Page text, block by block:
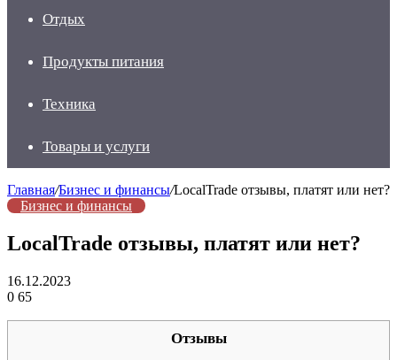
Отдых
Продукты питания
Техника
Товары и услуги
Главная/Бизнес и финансы/LocalTrade отзывы, платят или нет?
Бизнес и финансы
LocalTrade отзывы, платят или нет?
16.12.2023
0 65
Отзывы